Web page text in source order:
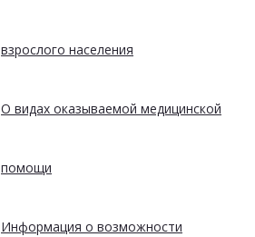
взрослого населения
О видах оказываемой медицинской
помощи
Информация о возможности